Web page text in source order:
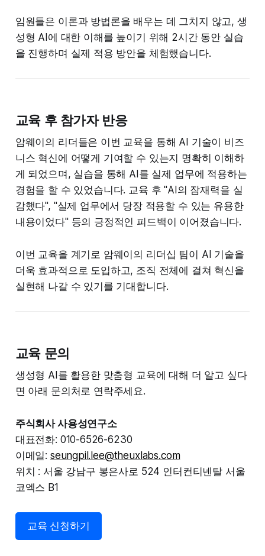
임원들은 이론과 방법론을 배우는 데 그치지 않고, 생
성형 AI에 대한 이해를 높이기 위해 2시간 동안 실습
을 진행하며 실제 적용 방안을 체험했습니다.
교육 후 참가자 반응
암웨이의 리더들은 이번 교육을 통해 AI 기술이 비즈
니스 혁신에 어떻게 기여할 수 있는지 명확히 이해하
게 되었으며, 실습을 통해 AI를 실제 업무에 적용하는
경험을 할 수 있었습니다. 교육 후 "AI의 잠재력을 실
감했다", "실제 업무에서 당장 적용할 수 있는 유용한
내용이었다" 등의 긍정적인 피드백이 이어졌습니다.
이번 교육을 계기로 암웨이의 리더십 팀이 AI 기술을
더욱 효과적으로 도입하고, 조직 전체에 걸쳐 혁신을
실현해 나갈 수 있기를 기대합니다.
교육 문의
생성형 AI를 활용한 맞춤형 교육에 대해 더 알고 싶다
면 아래 문의처로 연락주세요.
주식회사 사용성연구소
대표전화: 010-6526-6230
이메일: seungpil.lee@theuxlabs.com
위치 : 서울 강남구 봉은사로 524 인터컨티넨탈 서울
코엑스 B1
교육 신청하기